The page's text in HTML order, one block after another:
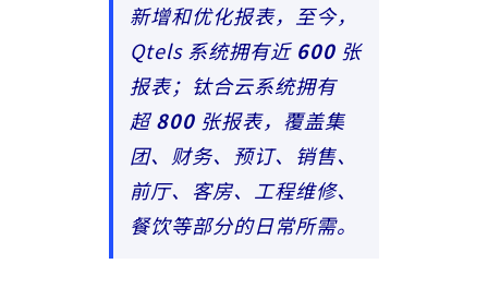
新增和优化报表，至今，
Qtels 系统拥有近600 张
报表；钛合云系统拥有
超800 张报表，覆盖集
团、财务、预订、销售、
前厅、客房、工程维修、
餐饮等部分的日常所需。